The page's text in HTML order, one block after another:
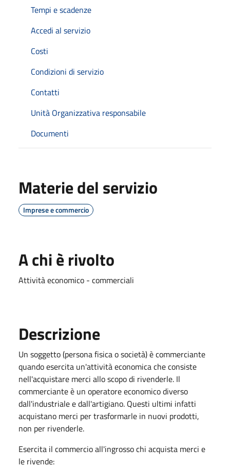
Tempi e scadenze
Accedi al servizio
Costi
Condizioni di servizio
Contatti
Unità Organizzativa responsabile
Documenti
Materie del servizio
Imprese e commercio
A chi è rivolto
Attività economico - commerciali
Descrizione
Un soggetto (persona fisica o società) è commerciante
quando esercita un'attività economica che consiste
nell'acquistare merci allo scopo di rivenderle. Il
commerciante è un operatore economico diverso
dall'industriale e dall'artigiano. Questi ultimi infatti
acquistano merci per trasformarle in nuovi prodotti,
non per rivenderle.
Esercita il commercio all'ingrosso chi acquista merci e
le rivende: